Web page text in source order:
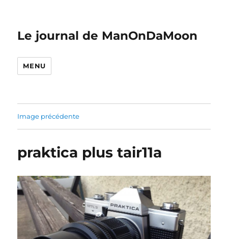
Le journal de ManOnDaMoon
MENU
Image précédente
praktica plus tair11a